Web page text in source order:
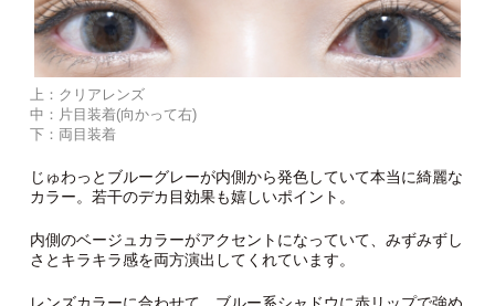
上：クリアレンズ
中：片目装着(向かって右)